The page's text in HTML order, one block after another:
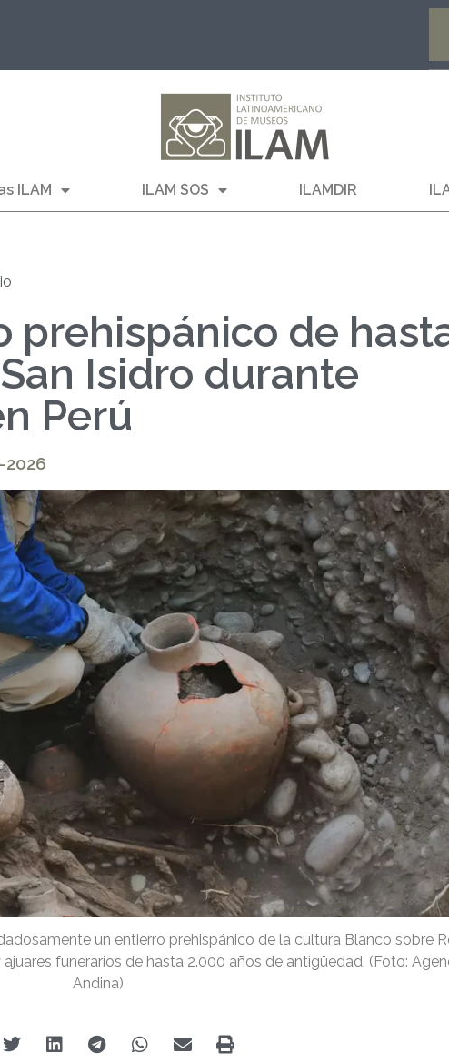
ILAM ILAM SOS ILAMDIR
prehispánico de
Isidro durante
Perú
2026
un entierro prehispánico de la cultura Blanco sobre
funerarios de hasta 2.000 años de antigüedad. (Foto:
Andina)